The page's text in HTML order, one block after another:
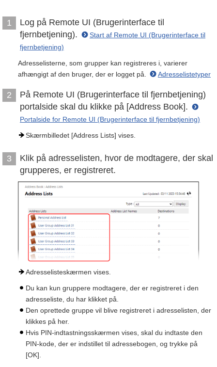
1
Log på Remote UI (Brugerinterface til
fjernbetjening).
Start af Remote UI (Brugerinterface til
fjernbetjening)
Adresselisterne, som grupper kan registreres i, varierer
afhængigt af den bruger, der er logget på.
Adresselistetyper
2
På Remote UI (Brugerinterface til fjernbetjening)
portalside skal du klikke på [Address Book].
Portalside for Remote UI (Brugerinterface til fjernbetjening)
Skærmbilledet [Address Lists] vises.
3
Klik på adresselisten, hvor de modtagere, der skal
grupperes, er registreret.
Adresselisteskærmen vises.
Du kan kun gruppere modtagere, der er registreret i den
adresseliste, du har klikket på.
Den oprettede gruppe vil blive registreret i adresselisten, der
klikkes på her.
Hvis PIN-indtastningsskærmen vises, skal du indtaste den
PIN-kode, der er indstillet til adressebogen, og trykke på
[OK].